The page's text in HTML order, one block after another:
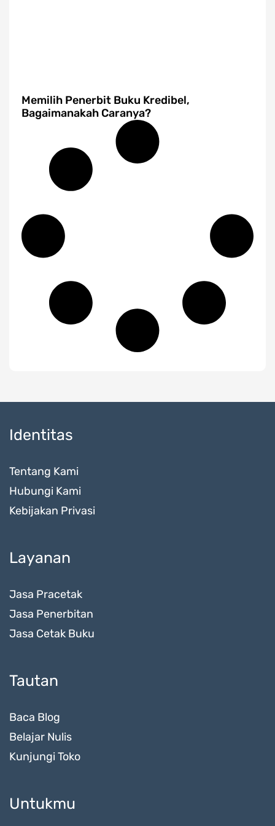
Memilih Penerbit Buku Kredibel,
Bagaimanakah Caranya?
Identitas
Tentang Kami
Hubungi Kami
Kebijakan Privasi
Layanan
Jasa Pracetak
Jasa Penerbitan
Jasa Cetak Buku
Tautan
Baca Blog
Belajar Nulis
Kunjungi Toko
Untukmu